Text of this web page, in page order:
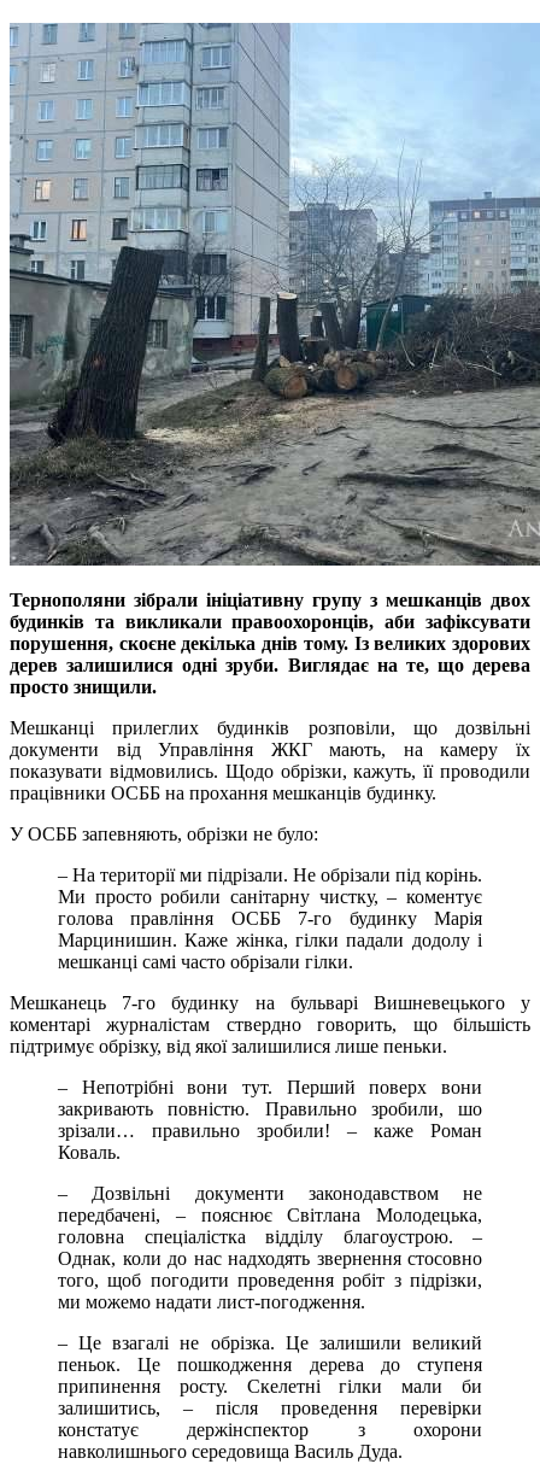
Тернополяни зібрали ініціативну групу з мешканців двох
будинків та викликали правоохоронців, аби зафіксувати
порушення, скоєне декілька днів тому. Із великих здорових
дерев залишилися одні зруби. Виглядає на те, що дерева
просто знищили.
Мешканці прилеглих будинків розповіли, що дозвільні
документи від Управління ЖКГ мають, на камеру їх
показувати відмовились. Щодо обрізки, кажуть, її проводили
працівники ОСББ на прохання мешканців будинку.
У ОСББ запевняють, обрізки не було:
– На території ми підрізали. Не обрізали під корінь.
Ми просто робили санітарну чистку, – коментує
голова правління ОСББ 7-го будинку Марія
Марцинишин. Каже жінка, гілки падали додолу і
мешканці самі часто обрізали гілки.
Мешканець 7-го будинку на бульварі Вишневецького у
коментарі журналістам ствердно говорить, що більшість
підтримує обрізку, від якої залишилися лише пеньки.
– Непотрібні вони тут. Перший поверх вони
закривають повністю. Правильно зробили, шо
зрізали… правильно зробили! – каже Роман
Коваль.
– Дозвільні документи законодавством не
передбачені, – пояснює Світлана Молодецька,
головна спеціалістка відділу благоустрою. –
Однак, коли до нас надходять звернення стосовно
того, щоб погодити проведення робіт з підрізки,
ми можемо надати лист-погодження.
– Це взагалі не обрізка. Це залишили великий
пеньок. Це пошкодження дерева до ступеня
припинення росту. Скелетні гілки мали би
залишитись, – після проведення перевірки
констатує держінспектор з охорони
навколишнього середовища Василь Дуда.